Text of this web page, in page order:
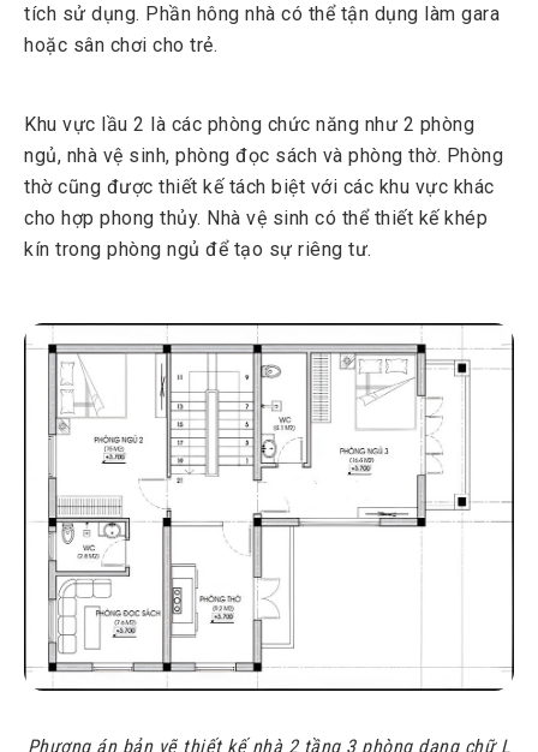
tích sử dụng. Phần hông nhà có thể tận dụng làm gara
hoặc sân chơi cho trẻ.
Khu vực lầu 2 là các phòng chức năng như 2 phòng
ngủ, nhà vệ sinh, phòng đọc sách và phòng thờ. Phòng
thờ cũng được thiết kế tách biệt với các khu vực khác
cho hợp phong thủy. Nhà vệ sinh có thể thiết kế khép
kín trong phòng ngủ để tạo sự riêng tư.
Phương án bản vẽ thiết kế nhà 2 tầng 3 phòng dạng chữ L